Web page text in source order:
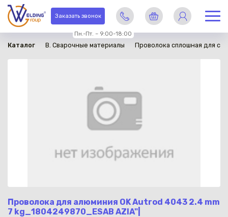
Заказать звонок
Пн.-Пт. – 9:00-18:00
Каталог B. Сварочные материалы Проволока сплошная для
Проволока для алюминия OK Autrod 4043 2.4 mm
7 kg_1804249870_ESAB AZIA"|
в наличии